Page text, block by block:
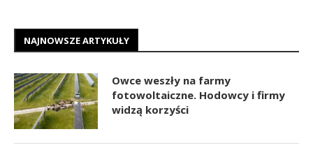
NAJNOWSZE ARTYKUŁY
Owce weszły na farmy
fotowoltaiczne. Hodowcy i firmy
widzą korzyści